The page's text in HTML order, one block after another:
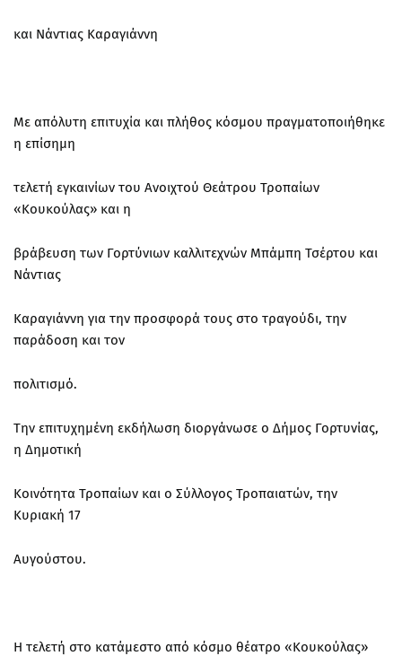
και Νάντιας Καραγιάννη
Με απόλυτη επιτυχία και πλήθος κόσμου πραγματοποιήθηκε
η επίσημη
τελετή εγκαινίων του Ανοιχτού Θεάτρου Τροπαίων
«Κουκούλας» και η
βράβευση των Γορτύνιων καλλιτεχνών Μπάμπη Τσέρτου και
Νάντιας
Καραγιάννη για την προσφορά τους στο τραγούδι, την
παράδοση και τον
πολιτισμό.
Την επιτυχημένη εκδήλωση διοργάνωσε ο Δήμος Γορτυνίας,
η Δημοτική
Κοινότητα Τροπαίων και ο Σύλλογος Τροπαιατών, την
Κυριακή 17
Αυγούστου.
Η τελετή στο κατάμεστο από κόσμο θέατρο «Κουκούλας»